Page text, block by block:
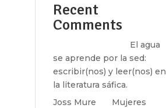
Recent
Comments
El agua
se aprende por la sed:
escribir(nos) y leer(nos) en
la literatura sáfica.
Joss Mure
Mujeres